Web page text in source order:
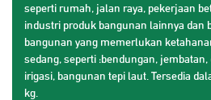
seperti rumah, jalan raya, pekerjaan
industri produk bangunan lainnya dan
bangunan yang memerlukan
sedang, seperti :bendungan,
irigasi, bangunan tepi laut. Tersedia
kg.